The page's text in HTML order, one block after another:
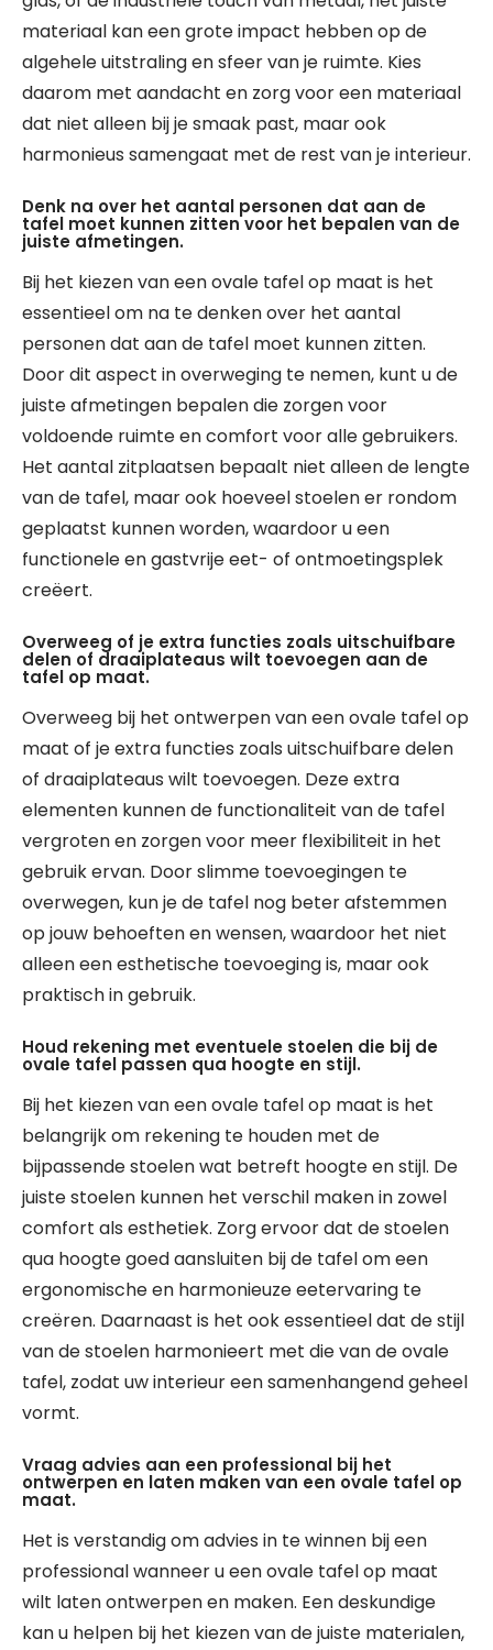
materiaal kan een grote impact hebben op de
algehele uitstraling en sfeer van je ruimte. Kies
daarom met aandacht en zorg voor een materiaal
dat niet alleen bij je smaak past, maar ook
harmonieus samengaat met de rest van je interieur.
Denk na over het aantal personen dat aan de
tafel moet kunnen zitten voor het bepalen van de
juiste afmetingen.
Bij het kiezen van een ovale tafel op maat is het
essentieel om na te denken over het aantal
personen dat aan de tafel moet kunnen zitten.
Door dit aspect in overweging te nemen, kunt u de
juiste afmetingen bepalen die zorgen voor
voldoende ruimte en comfort voor alle gebruikers.
Het aantal zitplaatsen bepaalt niet alleen de lengte
van de tafel, maar ook hoeveel stoelen er rondom
geplaatst kunnen worden, waardoor u een
functionele en gastvrije eet- of ontmoetingsplek
creëert.
Overweeg of je extra functies zoals uitschuifbare
delen of draaiplateaus wilt toevoegen aan de
tafel op maat.
Overweeg bij het ontwerpen van een ovale tafel op
maat of je extra functies zoals uitschuifbare delen
of draaiplateaus wilt toevoegen. Deze extra
elementen kunnen de functionaliteit van de tafel
vergroten en zorgen voor meer flexibiliteit in het
gebruik ervan. Door slimme toevoegingen te
overwegen, kun je de tafel nog beter afstemmen
op jouw behoeften en wensen, waardoor het niet
alleen een esthetische toevoeging is, maar ook
praktisch in gebruik.
Houd rekening met eventuele stoelen die bij de
ovale tafel passen qua hoogte en stijl.
Bij het kiezen van een ovale tafel op maat is het
belangrijk om rekening te houden met de
bijpassende stoelen wat betreft hoogte en stijl. De
juiste stoelen kunnen het verschil maken in zowel
comfort als esthetiek. Zorg ervoor dat de stoelen
qua hoogte goed aansluiten bij de tafel om een
ergonomische en harmonieuze eetervaring te
creëren. Daarnaast is het ook essentieel dat de stijl
van de stoelen harmonieert met die van de ovale
tafel, zodat uw interieur een samenhangend geheel
vormt.
Vraag advies aan een professional bij het
ontwerpen en laten maken van een ovale tafel op
maat.
Het is verstandig om advies in te winnen bij een
professional wanneer u een ovale tafel op maat
wilt laten ontwerpen en maken. Een deskundige
kan u helpen bij het kiezen van de juiste materialen,